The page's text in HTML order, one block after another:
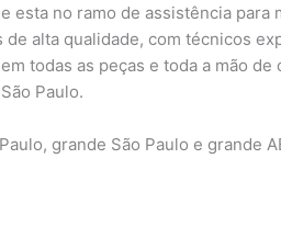
esta no ramo de assistência
alta qualidade, com técnicos
todas as peças e toda a mão
Paulo.
grande São Paulo e grande